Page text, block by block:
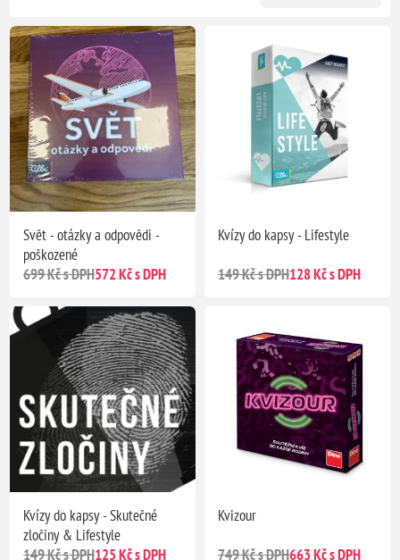
Svět - otázky a odpovědi -
poškozené
699 Kč s DPH572 Kč s DPH
Kvízy do kapsy - Lifestyle
149 Kč s DPH128 Kč s DPH
Kvízy do kapsy - Skutečné
zločiny & Lifestyle
149 Kč s DPH125 Kč s DPH
Kvizour
749 Kč s DPH663 Kč s DPH